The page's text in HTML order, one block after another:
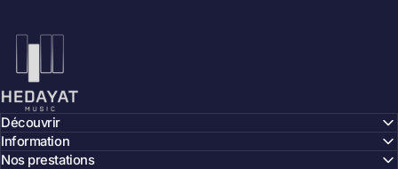
Hedayat Music
Découvrir
Information
Nos prestations